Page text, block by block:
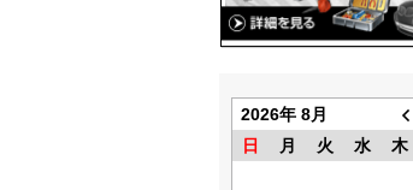
2026年 8月
日
月 火 水 木